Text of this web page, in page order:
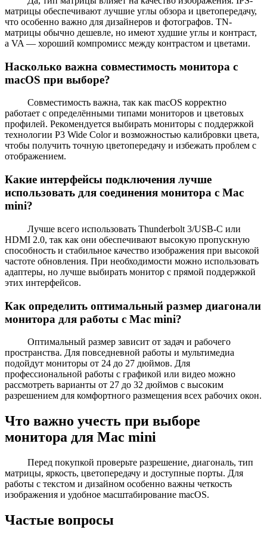
матрицы обеспечивают лучшие углы обзора и цветопередачу,
что особенно важно для дизайнеров и фотографов. TN-
матрицы обычно дешевле, но имеют худшие углы и контраст,
а VA — хороший компромисс между контрастом и цветами.
Насколько важна совместимость монитора с
macOS при выборе?
Совместимость важна, так как macOS корректно
работает с определёнными типами мониторов и цветовых
профилей. Рекомендуется выбирать мониторы с поддержкой
технологии P3 Wide Color и возможностью калибровки цвета,
чтобы получить точную цветопередачу и избежать проблем с
отображением.
Какие интерфейсы подключения лучше
использовать для соединения монитора с Mac
mini?
Лучше всего использовать Thunderbolt 3/USB-C или
HDMI 2.0, так как они обеспечивают высокую пропускную
способность и стабильное качество изображения при высокой
частоте обновления. При необходимости можно использовать
адаптеры, но лучше выбирать монитор с прямой поддержкой
этих интерфейсов.
Как определить оптимальный размер диагонали
монитора для работы с Mac mini?
Оптимальный размер зависит от задач и рабочего
пространства. Для повседневной работы и мультимедиа
подойдут мониторы от 24 до 27 дюймов. Для
профессиональной работы с графикой или видео можно
рассмотреть варианты от 27 до 32 дюймов с высоким
разрешением для комфортного размещения всех рабочих окон.
Что важно учесть при выборе
монитора для Mac mini
Перед покупкой проверьте разрешение, диагональ, тип
матрицы, яркость, цветопередачу и доступные порты. Для
работы с текстом и дизайном особенно важны четкость
изображения и удобное масштабирование macOS.
Частые вопросы